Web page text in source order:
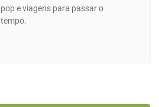
pop e viagens para passar o
tempo.